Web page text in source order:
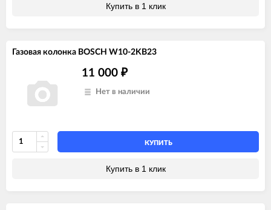
Купить в 1 клик
Газовая колонка BOSCH W10-2KB23
11 000 ₽
Нет в наличии
КУПИТЬ
Купить в 1 клик